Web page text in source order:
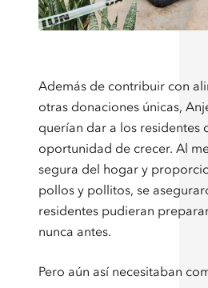
Además de contribuir con
otras donaciones únicas,
querían dar a los residentes
oportunidad de crecer. Al
segura del hogar y
pollos y pollitos, se
residentes pudieran
nunca antes.
Pero aún así necesitaban